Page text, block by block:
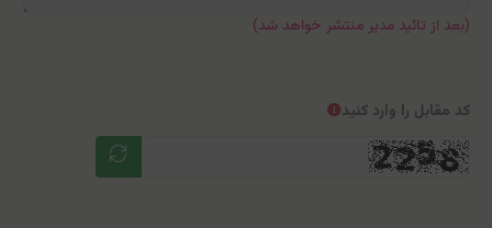
(بعد از تائید مدیر منتشر خواهد شد)
کد مقابل را وارد کنید